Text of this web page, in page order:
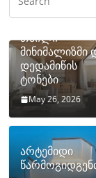
თბილი
მინიმალიზმი
დედამიწის
ტონები
May 26, 2026
არტემიდი